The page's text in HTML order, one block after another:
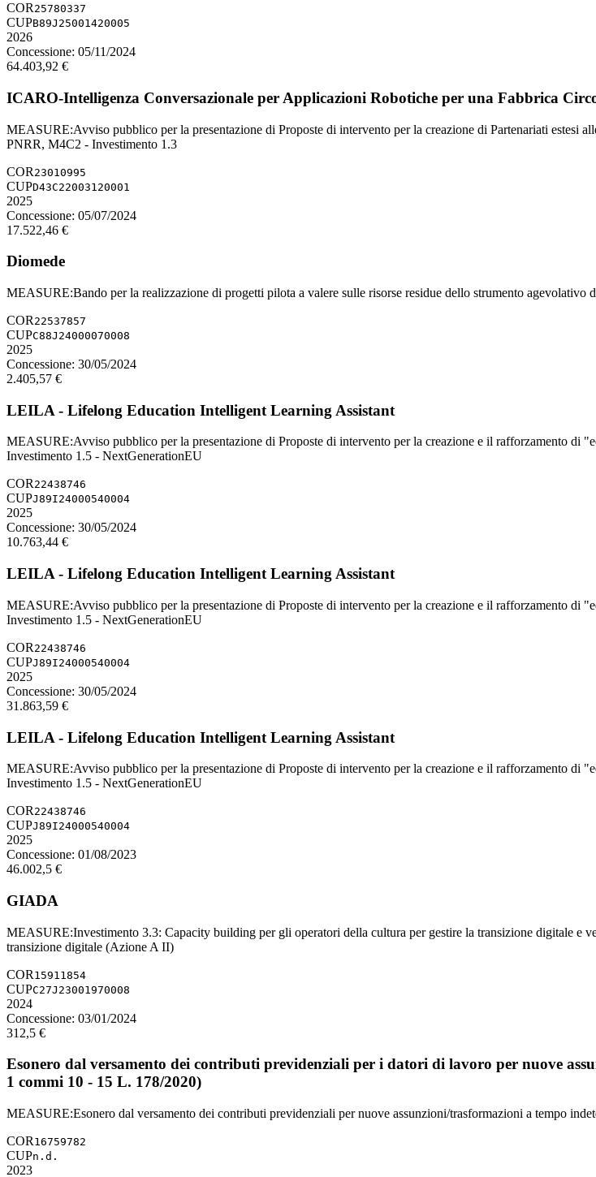
COR 25780337
CUPB89J25001420005
2026
Concessione: 05/11/2024
64.403,92 €
ICARO-Intelligenza Conversazionale per Applicazioni Robotiche per una Fabbrica
MEASURE:Avviso pubblico per la presentazione di Proposte di intervento per la creazione di Partenariati estesi
PNRR, M4C2 - Investimento 1.3
COR 23010995
CUPD43C22003120001
2025
Concessione: 05/07/2024
17.522,46 €
Diomede
MEASURE:Bando per la realizzazione di progetti pilota a valere sulle risorse residue dello strumento agevolativo
COR 22537857
CUPC88J24000070008
2025
Concessione: 30/05/2024
2.405,57 €
LEILA - Lifelong Education Intelligent Learning Assistant
MEASURE:Avviso pubblico per la presentazione di Proposte di intervento per la creazione e il rafforzamento
Investimento 1.5 - NextGenerationEU
COR22438746
CUPJ89I24000540004
2025
Concessione: 30/05/2024
10.763,44 €
LEILA - Lifelong Education Intelligent Learning Assistant
MEASURE:Avviso pubblico per la presentazione di Proposte di intervento per la creazione e il rafforzamento
Investimento 1.5 - NextGenerationEU
COR 22438746
CUPJ89I24000540004
2025
Concessione: 30/05/2024
31.863,59 €
LEILA - Lifelong Education Intelligent Learning Assistant
MEASURE:Avviso pubblico per la presentazione di Proposte di intervento per la creazione e il rafforzamento
Investimento 1.5 - NextGenerationEU
COR 22438746
CUPJ89I24000540004
2025
Concessione: 01/08/2023
46.002,5 €
GIADA
MEASURE:Investimento 3.3: Capacity building per gli operatori della cultura per gestire la transizione digitale e
transizione digitale (Azione A II)
COR 15911854
CUPC27J23001970008
2024
Concessione: 03/01/2024
312,5 €
Esonero dal versamento dei contributi previdenziali per i datori di lavoro per nuove
1 commi 10 - 15 L. 178/2020)
MEASURE:Esonero dal versamento dei contributi previdenziali per nuove assunzioni/trasformazioni a tempo
COR 16759782
CUPn.d.
2023